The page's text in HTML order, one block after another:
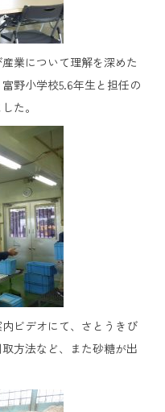
業について理解を深めた
野小学校5.6年生と担任の
た。
ビデオにて、さとうきび
方法など、また砂糖が出